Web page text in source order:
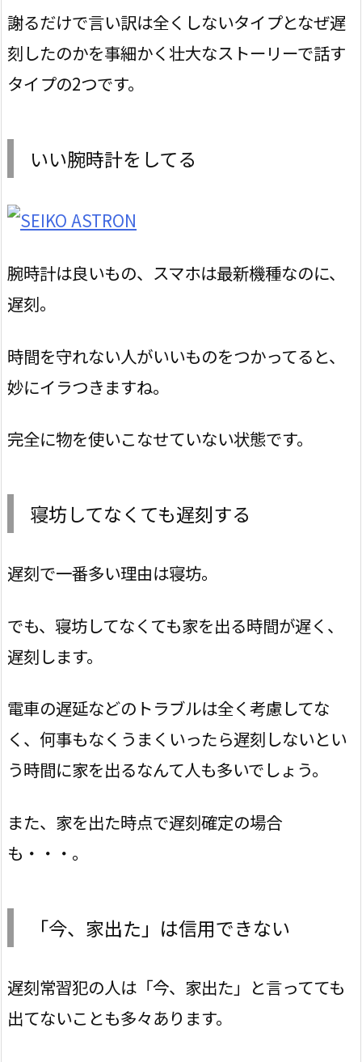
謝るだけで言い訳は全くしないタイプとなぜ遅
刻したのかを事細かく壮大なストーリーで話す
タイプの2つです。
いい腕時計をしてる
腕時計は良いもの、スマホは最新機種なのに、
遅刻。
時間を守れない人がいいものをつかってると、
妙にイラつきますね。
完全に物を使いこなせていない状態です。
寝坊してなくても遅刻する
遅刻で一番多い理由は寝坊。
でも、寝坊してなくても家を出る時間が遅く、
遅刻します。
電車の遅延などのトラブルは全く考慮してな
く、何事もなくうまくいったら遅刻しないとい
う時間に家を出るなんて人も多いでしょう。
また、家を出た時点で遅刻確定の場合
も・・・。
「今、家出た」は信用できない
遅刻常習犯の人は「今、家出た」と言ってても
出てないことも多々あります。